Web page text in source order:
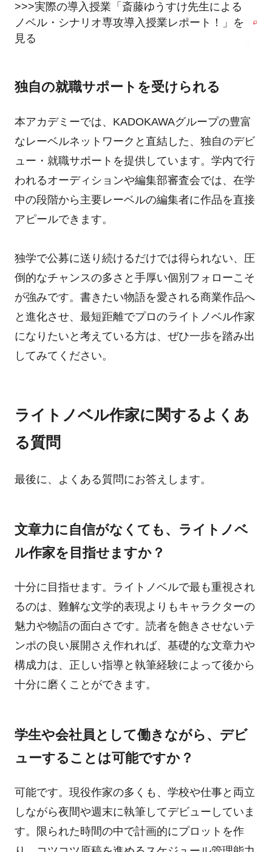
>>>実際の導入授業「斎藤ゆうすけ先生による
ノベル・シナリオ専攻導入授業レポート！」を
見る
独自の就職サポートを受けられる
本アカデミーでは、KADOKAWAグループの豊富
なレーベルネットワークと直結した、独自のデビ
ュー・就職サポートを提供しています。学内で行
われるオーディションや編集部審査会では、在学
中の段階から主要レーベルの編集者に作品を直接
アピールできます。
独学で公募に送り続けるだけでは得られない、圧
倒的なチャンスの多さと手厚い個別フォローこそ
が強みです。書きたい物語を愛される商業作品へ
と進化させ、最短距離でプロのライトノベル作家
になりたいと考えている方は、ぜひ一歩を踏み出
してみてください。
ライトノベル作家に関するよくあ
る質問
最後に、よくある質問にお答えします。
文章力に自信がなくても、ライトノベ
ル作家を目指せますか？
十分に目指せます。ライトノベルで最も重視され
るのは、難解な文学的表現よりもキャラクターの
魅力や物語の面白さです。読者を飽きさせないテ
ンポの良い展開さえ作れれば、基礎的な文章力や
構成力は、正しい指導と執筆経験によって後から
十分に磨くことができます。
学生や会社員として働きながら、デビ
ューすることは可能ですか？
可能です。現役作家の多くも、学校や仕事と両立
しながら夜間や週末に執筆してデビューしていま
す。限られた時間の中で計画的にプロットを作